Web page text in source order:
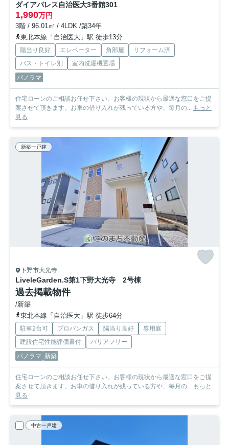
ダイアパレス自治医大3番館301
1,990万円
3階 / 96.01㎡ / 4LDK /築34年
東北本線「自治医大」駅 徒歩13分
陽当り良好 エレベーター 角部屋
リフォーム済
バス・トイレ別
室内洗濯機置場
パノラマ
住宅ローンのご相談お任せ下さい。お客様の現状から最適な窓口をご提
案させて頂きます。お車の借り入れが残っている方や、毎月の... もっと
見る
新築一戸建
下野市大光寺
LiveleGarden.S第1下野大光寺 2号棟
過去掲載物件
/新築
東北本線「自治医大」駅 徒歩64分
駐車2台可 プロパンガス 陽当り良好
専用庭
建設住宅性能評価書付
バリアフリー
パノラマ 新築
住宅ローンのご相談お任せ下さい。お客様の現状から最適な窓口をご提
案させて頂きます。お車の借り入れが残っている方や、毎月の... もっと
見る
中古一戸建